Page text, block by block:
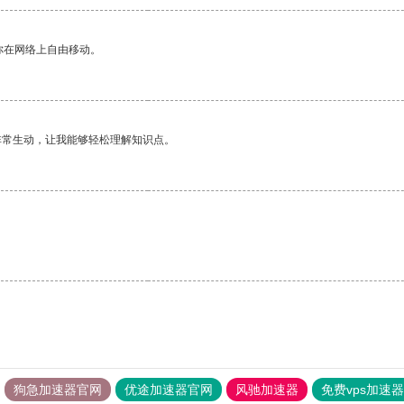
网络上自由移动。
生动，让我能够轻松理解知识点。
狗急加速器官网 优途加速器官网 风驰加速器 免费vps加速